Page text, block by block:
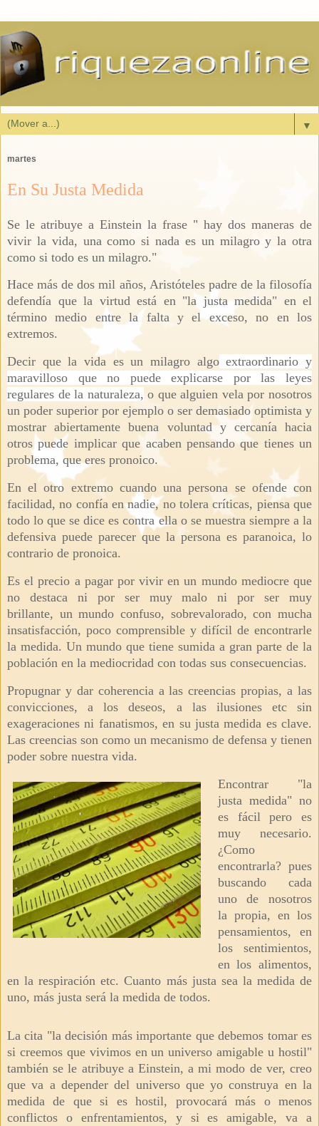
▼
martes
En Su Justa Medida
Se le atribuye a Einstein la frase " hay dos maneras de
vivir la vida, una como si nada es un milagro y la otra
como si todo es un milagro."
Hace más de dos mil años, Aristóteles padre de la filosofía
defendía que la virtud está en "la justa medida" en el
término medio entre la falta y el exceso, no en los
extremos.
Decir que la vida es un milagro algoextraordinario y
maravilloso que no puede explicarse por las leyes
regulares de la naturaleza, o que alguien vela por nosotros
un poder superior por ejemplo o ser demasiado optimista y
mostrar abiertamente buena voluntad y cercanía hacia
otros puede implicar que acaben pensando que tienes un
problema, que eres pronoico.
En el otro extremo cuando una persona se ofende con
facilidad, no confía en nadie, no tolera críticas, piensa que
todo lo que se dice es contra ella o se muestra siempre a la
defensiva puede parecer que la persona es paranoica, lo
contrario de pronoica.
Es el precio a pagar por vivir en un mundo mediocre que
no destaca ni por ser muy malo ni por ser muy
brillante, un mundo confuso, sobrevalorado, con mucha
insatisfacción, poco comprensible y difícil de encontrarle
la medida. Un mundo que tiene sumida a gran parte de la
población en la mediocridad con todas sus consecuencias.
Propugnar y dar coherencia a las creencias propias, a las
convicciones, a los deseos, a las ilusiones etc sin
exageraciones ni fanatismos, en su justa medida es clave.
Las creencias son como un mecanismo de defensa y tienen
poder sobre nuestra vida.
Encontrar "la
justa medida" no
es fácil pero es
muy necesario.
¿Como
encontrarla? pues
buscando cada
uno de nosotros
la propia, en los
pensamientos, en
los sentimientos,
en los alimentos,
en la respiración etc. Cuanto más justa sea la medida de
uno, más justa será la medida de todos.
La cita "la decisión más importante que debemos tomar es
si creemos que vivimos en un universo amigable u hostil"
también se le atribuye a Einstein, a mi modo de ver, creo
que va a depender del universo que yo construya en la
medida de que si eshostil, provocará más o menos
conflictos o enfrentamientos, y si es amigable, va a